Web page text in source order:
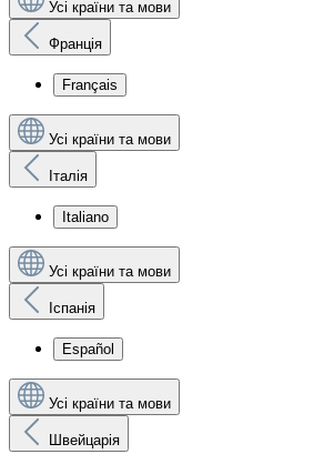
Усі країни та мови
Франція
Français
Усі країни та мови
Італія
Italiano
Усі країни та мови
Іспанія
Español
Усі країни та мови
Швейцарія